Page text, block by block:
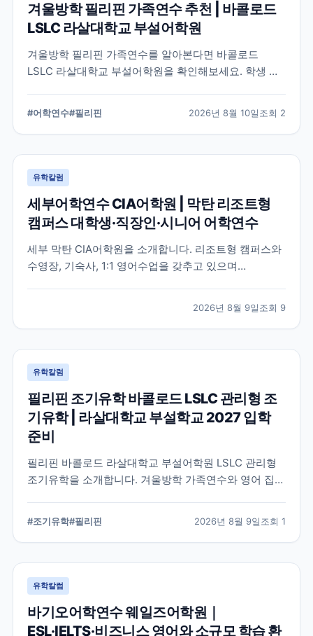
겨울방학 필리핀 가족연수 추천 | 바콜로드
LSLC 라살대학교 부설어학원
겨울방학 필리핀 가족연수를 알아본다면 바콜로드
LSLC 라살대학교 부설어학원을 확인해보세요. 학생 하
자세히 소개합니다.
#어학연수#필리핀 2026년 8월 10일조회 2
유학칼럼
세부어학연수 CIA어학원 | 막탄 리조트형
캠퍼스 대학생·직장인·시니어 어학연수
세부 막탄 CIA어학원을 소개합니다. 리조트형 캠퍼스와
수영장, 기숙사, 1:1 영어수업을 갖추고 있으며
크에듀에서 과정과 기숙사 잔여 여부를 확인하세요.
2026년 8월 9일조회 9
유학칼럼
필리핀 조기유학 바콜로드 LSLC 관리형 조
기유학 | 라살대학교 부설학교 2027 입학
준비
필리핀 바콜로드 라살대학교 부설어학원 LSLC 관리형
조기유학을 소개합니다. 겨울방학 가족연수와 영어 집중
#조기유학#필리핀 2026년 8월 9일조회 1
유학칼럼
바기오어학연수 웨일즈어학원｜
ESL·IELTS·비즈니스 영어와 소규모 학습 환